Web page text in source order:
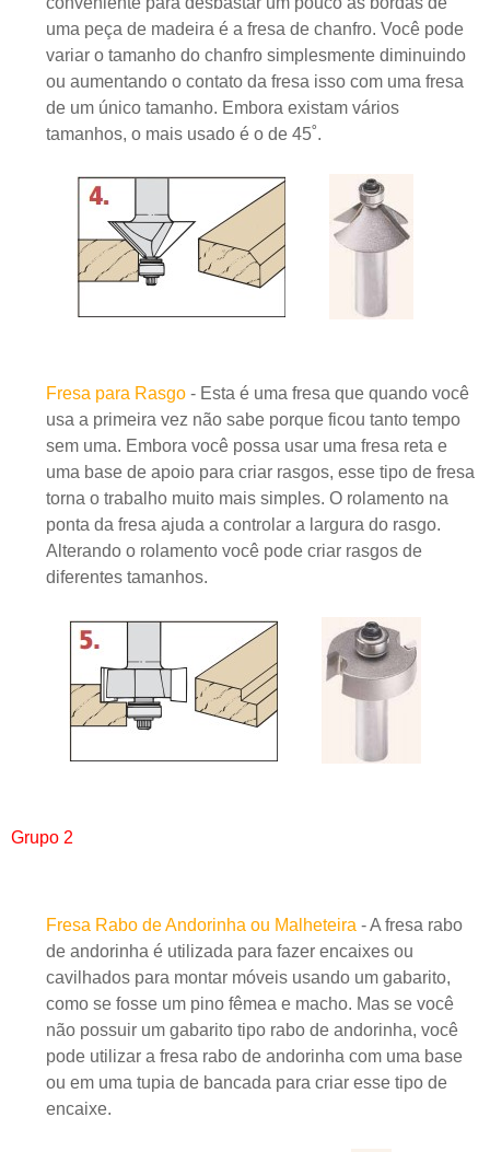
uma peça de madeira é a fresa de chanfro. Você pode
variar o tamanho do chanfro simplesmente diminuindo
ou aumentando o contato da fresa isso com uma fresa
de um único tamanho. Embora existam vários
tamanhos, o mais usado é o de 45˚.
Fresa para Rasgo - Esta é uma fresa que quando você
usa a primeira vez não sabe porque ficou tanto tempo
sem uma. Embora você possa usar uma fresa reta e
uma base de apoio para criar rasgos, esse tipo de fresa
torna o trabalho muito mais simples. O rolamento na
ponta da fresa ajuda a controlar a largura do rasgo.
Alterando o rolamento você pode criar rasgos de
diferentes tamanhos.
Grupo 2
Fresa Rabo de Andorinha ou Malheteira - A fresa rabo
de andorinha é utilizada para fazer encaixes ou
cavilhados para montar móveis usando um gabarito,
como se fosse um pino fêmea e macho. Mas se você
não possuir um gabarito tipo rabo de andorinha, você
pode utilizar a fresa rabo de andorinha com uma base
ou em uma tupia de bancada para criar esse tipo de
encaixe.